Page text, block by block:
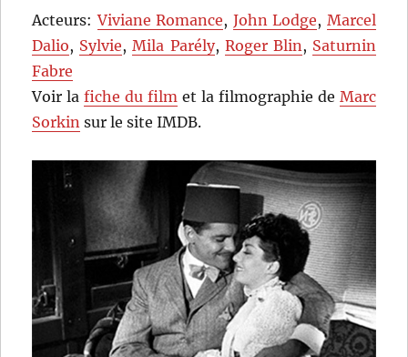
Acteurs:Viviane Romance, John Lodge, Marcel
Dalio, Sylvie,Mila Parély, Roger Blin , Saturnin
Fabre
Voir lafiche du film et la filmographie de Marc
Sorkin sur le site IMDB.